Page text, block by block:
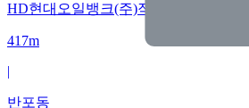
HD현대오일뱅크(주)직영 팔레스주유소
417m
|
반포동